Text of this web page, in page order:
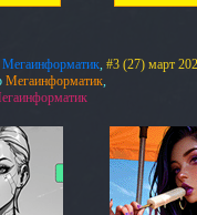
Мегаинформатик, #3 (27) март
Мегаинформатик,